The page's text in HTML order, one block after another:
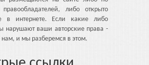
правообладателей, либо открыто
в интернете. Если какие либо
нарушают ваши авторские права -
и мы разберемся в этом.